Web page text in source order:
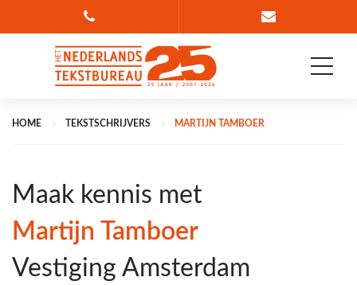
Bel 088 835 78 36 Ga naar
HOME TEKSTSCHRIJVERS MARTIJN TAMBOER
Maak kennis met
Martijn Tamboer
Vestiging Amsterdam